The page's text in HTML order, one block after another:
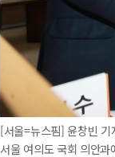
[서울=뉴스핌] 윤창빈
서울 여의도 국회 의안